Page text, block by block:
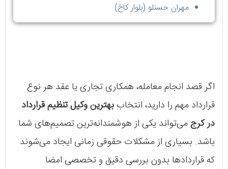
مهران حسنلو (بلوار کاخ)
اگر قصد انجام معامله، همکاری تجاری یا عقد هر نوع
قرارداد مهم را دارید، انتخاب بهترین وکیل تنظیم قرارداد
در کرجمی‌تواند یکی از هوشمندانه‌ترین تصمیم‌های شما
باشد. بسیاری از مشکلات حقوقی زمانی ایجاد می‌شوند
که قراردادها بدون بررسی دقیق و تخصصی امضا